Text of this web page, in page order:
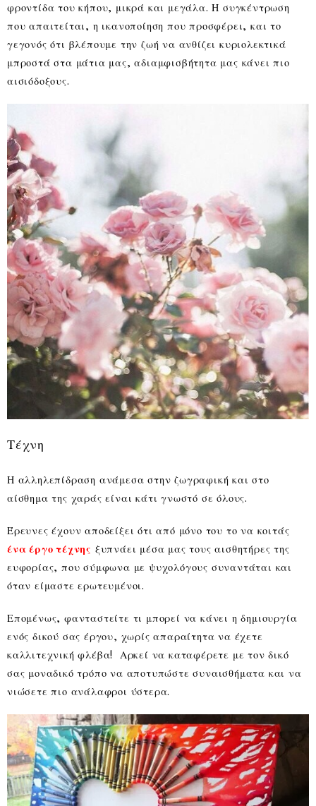
φροντίδα του κήπου, μικρά και μεγάλα. Η συγκέντρωση
που απαιτείται, η ικανοποίηση που προσφέρει, και το
γεγονός ότι βλέπουμε την ζωή να ανθίζει κυριολεκτικά
μπροστά στα μάτια μας, αδιαμφισβήτητα μας κάνει πιο
αισιόδοξους.
Τέχνη
Η αλληλεπίδραση ανάμεσα στην ζωγραφική και στο
αίσθημα της χαράς είναι κάτι γνωστό σε όλους.
Έρευνες έχουν αποδείξει ότι από μόνο του το να κοιτάς
ένα έργο τέχνης ξυπνάει μέσα μας τους αισθητήρες της
ευφορίας, που σύμφωνα με ψυχολόγους συναντάται και
όταν είμαστε ερωτευμένοι.
Επομένως, φανταστείτε τι μπορεί να κάνει η δημιουργία
ενός δικού σας έργου, χωρίς απαραίτητα να έχετε
καλλιτεχνική φλέβα! Αρκεί να καταφέρετε με τον δικό
σας μοναδικό τρόπο να αποτυπώστε συναισθήματα και να
νιώσετε πιο ανάλαφροι ύστερα.